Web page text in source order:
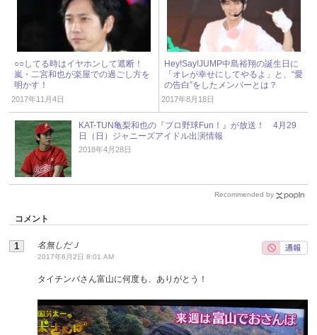
○○してる時はイヤホンして遮断！
嵐・二宮和也が楽屋での過ごし方を
明かす！
2017年11月4日
Hey!Say!JUMP中島裕翔の誕生日に
「オレが幸せにしてやるよ」と、“愛
の告白”をしたメンバーとは？
2017年8月18日
KAT-TUN亀梨和也の『プロ野球Fun！』が放送！ 4月29
日（日）ジャニーズアイドル出演情報
2018年4月28日
Recommended by
コメント
名無しだＪ
2017年6月2日 8:01 AM
タイチンバさん富山に何度も、ありがとう！